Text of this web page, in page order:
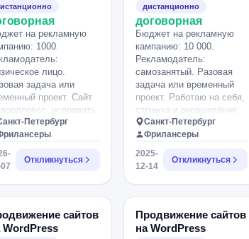
на рекламную
1000.
лицо.
задача или
проект. Сайт
исправить
ошибки,
SEO,
исправить
размещения
корпоративная
Ранее
как сайт
без продвижения.
Петербург
Откликнуться
дистанционно
договорная
Бюджет на рекламную
кампанию: 10 000.
Рекламодатель:
самозанятый. Разовая
задача или временный
проект. Работаю на себя,
стрижка и окрашивание.
Санкт-Петербург
Фрилансеры
2025-
12-14
Откликнуться
сайтов
WordPress
Продвижение сайтов
на WordPress